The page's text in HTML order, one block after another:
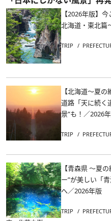
【2026年版】今
北海道・東北篇
TRIP
【北海道～夏
道路「天に続く
景”も！／2026
TRIP
【青森県 ～夏の
ー”が美しい「
へ／2026年版
TRIP